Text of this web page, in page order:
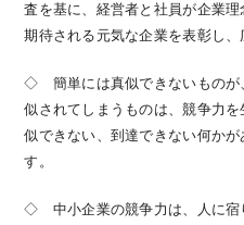
査を基に、経営者と社員が企業
期待される元気な企業を表彰し、
◇ 簡単には真似できないものが
似されてしまうものは、競争力
似できない、到達できない何か
す。
◇ 中小企業の競争力は、人に宿